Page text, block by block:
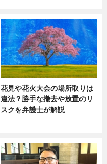
花見や花火大会の場所取りは
違法？勝手な撤去や放置のリ
スクを弁護士が解説